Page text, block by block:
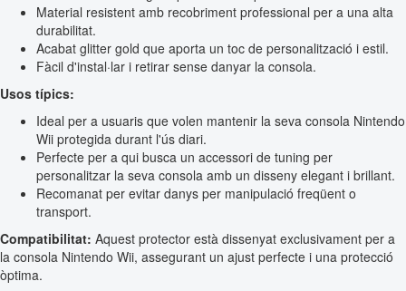
Material resistent amb recobriment professional per a una alta
durabilitat.
Acabat glitter gold que aporta un toc de personalització i estil.
Fàcil d'instal·lar i retirar sense danyar la consola.
Usos típics:
Ideal per a usuaris que volen mantenir la seva consola Nintendo
Wii protegida durant l'ús diari.
Perfecte per a qui busca un accessori de tuning per
personalitzar la seva consola amb un disseny elegant i brillant.
Recomanat per evitar danys per manipulació freqüent o
transport.
Compatibilitat: Aquest protector està dissenyat exclusivament per a
la consola Nintendo Wii, assegurant un ajust perfecte i una protecció
òptima.